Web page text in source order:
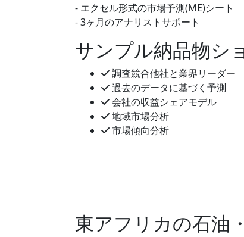
- エクセル形式の市場予測(ME)シート
- 3ヶ月のアナリストサポート
サンプル納品物シ
調査競合他社と業界リーダー
過去のデータに基づく予測
会社の収益シェアモデル
地域市場分析
市場傾向分析
東アフリカの石油